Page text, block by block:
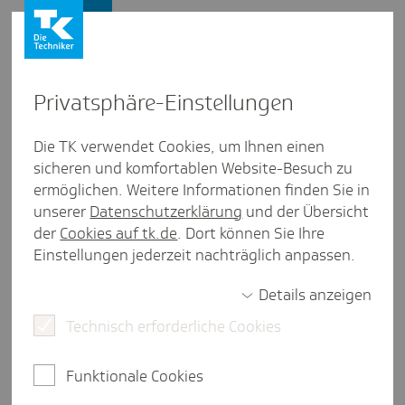
Neues Aufent­halts­ge­setz 2026:
Infor­ma­ti­ons­pflicht für Arbeit­
geber bei Dritt­staats­an­ge­hö­
eine Minute Lesezeit
Firmenkunden TK-Service Ausland
Privat­sphäre-Einstel­lungen
Die TK verwendet Cookies, um Ihnen einen
sicheren und komfortablen Website-Besuch zu
ermöglichen. Weitere Informationen finden Sie in
unserer Datenschutzerklärung und der Übersicht
der Cookies auf tk.de. Dort können Sie Ihre
Einstellungen jederzeit nachträglich anpassen.
Details anzeigen
Technisch erforderliche Cookies
Funktionale Cookies